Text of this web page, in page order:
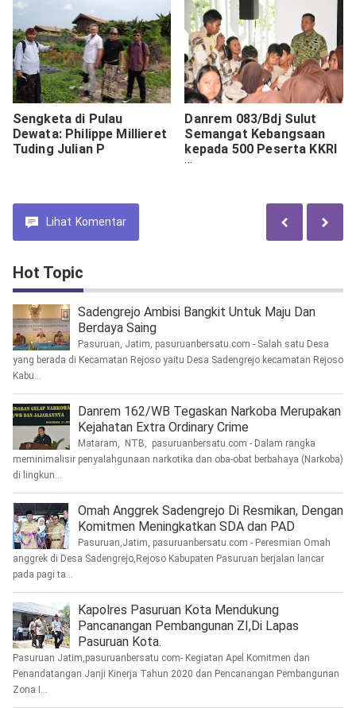
Sengketa di Pulau
Dewata: Philippe Millieret
Tuding Julian P
Danrem 083/Bdj Sulut
Semangat Kebangsaan
kepada 500 Peserta KKRI
di Kediri
Lihat Komentar
Hot Topic
Sadengrejo Ambisi Bangkit Untuk Maju Dan
Berdaya Saing
Pasuruan, Jatim, pasuruanbersatu.com - Salah satu Desa
yang berada di Kecamatan Rejoso yaitu Desa Sadengrejo kecamatan Rejoso
Kabu...
Danrem 162/WB Tegaskan Narkoba Merupakan
Kejahatan Extra Ordinary Crime
Mataram, NTB, pasuruanbersatu.com - Dalam rangka
meminimalisir penyalahgunaan narkotika dan oba-obat berbahaya (Narkoba)
di lingkun...
Omah Anggrek Sadengrejo Di Resmikan, Dengan
Komitmen Meningkatkan SDA dan PAD
Pasuruan,Jatim, pasuruanbersatu.com - Peresmian Omah
anggrek di Desa Sadengrejo,Rejoso Kabupaten Pasuruan berjalan lancar
pada pagi ta...
Kapolres Pasuruan Kota Mendukung
Pancanangan Pembangunan ZI,Di Lapas
Pasuruan Kota.
Pasuruan Jatim,pasuruanbersatu com- Kegiatan Apel Komitmen dan
Penandatangan Janji Kinerja Tahun 2020 dan Pencanangan Pembangunan
Zona I...